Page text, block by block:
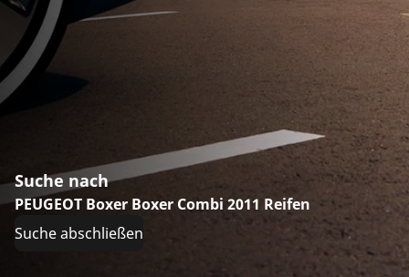
Suche nach
PEUGEOT Boxer Boxer Combi 2011 Reifen
Suche abschließen